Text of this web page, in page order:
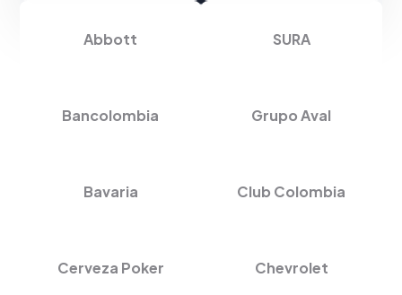
Abbott SURA
Bancolombia Grupo Aval
Bavaria Club Colombia
Cerveza Poker Chevrolet